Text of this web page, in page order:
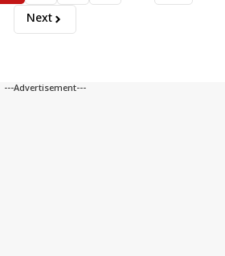
Next
---Advertisement---